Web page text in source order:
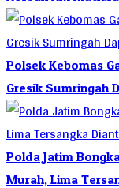
Polsek Kebomas
Gresik Sumringah
Polda Jatim
Murah, Lima